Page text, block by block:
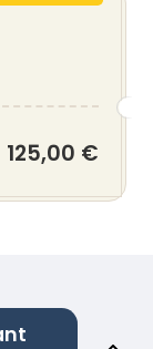
125,00 €